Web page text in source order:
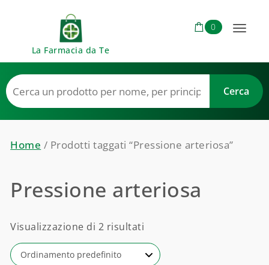
La Farmacia da Te
0
Toggle
Home / Prodotti taggati “Pressione arteriosa”
Pressione arteriosa
Visualizzazione di 2 risultati